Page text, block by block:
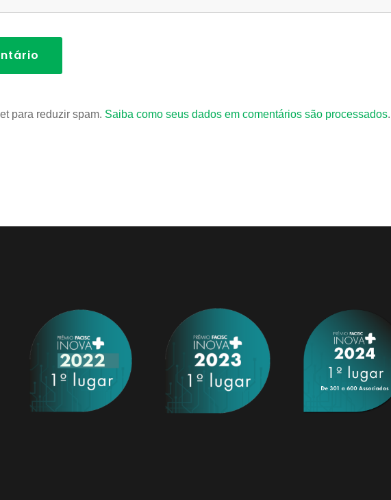
para reduzir spam. Saiba como seus dados em comentários são processados.